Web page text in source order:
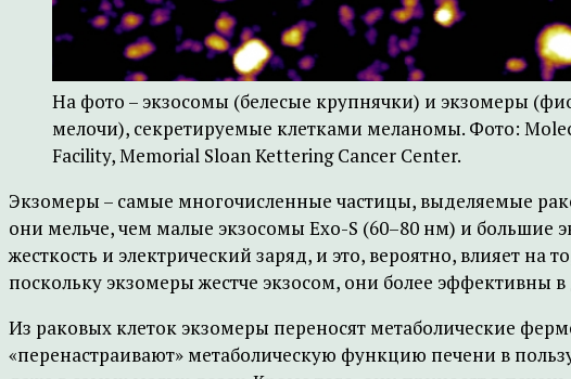
На фото – экзосомы (белесые крупнячки) и экзомеры
мелочи), секретируемые клетками меланомы. Фото:
Facility, Memorial Sloan Kettering Cancer Center.
Экзомеры – самые многочисленные частицы, выделяемые
они мельче, чем малые экзосомы Exo-S (60–80 нм) и большие
жесткость и электрический заряд, и это, вероятно, влияет на
поскольку экзомеры жестче экзосом, они более
Из раковых клеток экзомеры переносят метаболические
«перенастраивают» метаболическую функцию печени в